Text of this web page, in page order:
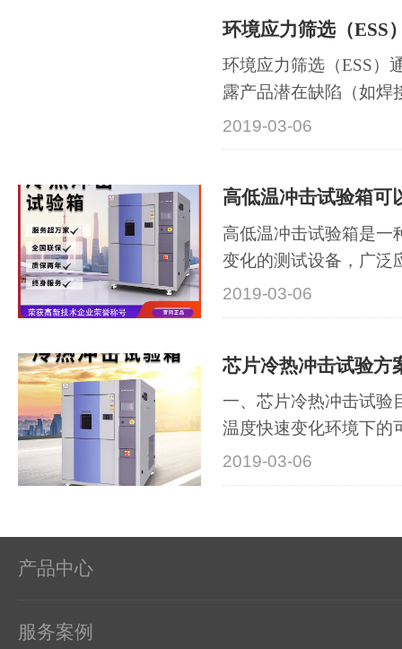
环境应力筛选（ESS
环境应力筛选（ESS）
露产品潜在缺陷（如焊
陷），···
2019-03-06
高低温冲击试验箱可
高低温冲击试验箱是一
变化的测试设备，广泛
航天···
2019-03-06
芯片冷热冲击试验方
一、芯片冷热冲击试验
温度快速变化环境下的
热膨···
2019-03-06
产品中心
服务案例